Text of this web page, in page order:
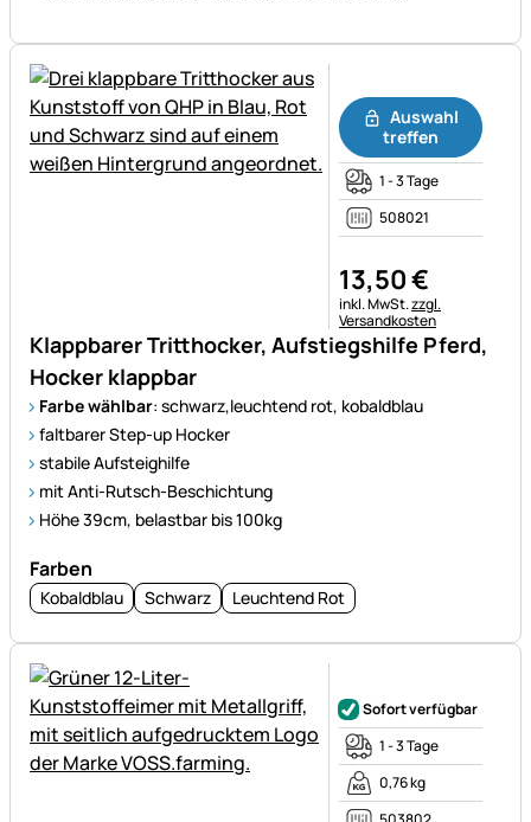
Klappbarer Tritthocker, Aufstiegshilfe Pferd,
Hocker klappbar
Farbe wählbar: schwarz,leuchtend rot, kobaldblau
faltbarer Step-up Hocker
stabile Aufsteighilfe
mit Anti-Rutsch-Beschichtung
Höhe 39cm, belastbar bis 100kg
Farben
Kobaldblau Schwarz Leuchtend Rot
Auswahl
treffen
1 - 3 Tage
508021
13,50€
Steuerhinweis:
inkl. MwSt.zzgl.
Versandkosten
Sofort verfügbar
1 - 3 Tage
0,76 kg